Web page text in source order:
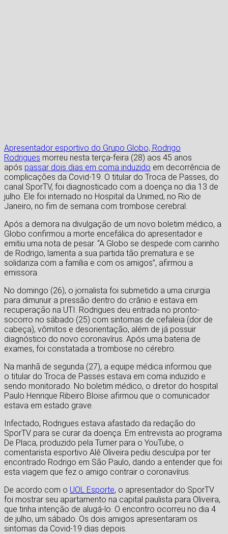
Apresentador esportivo do Grupo Globo, Rodrigo
Rodrigues morreu nesta terça-feira (28) aos 45 anos
após passar dois dias em coma induzido em decorrência de
complicações da Covid-19. O titular do Troca de Passes, do
canal SporTV, foi diagnosticado com a doença no dia 13 de
julho. Ele foi internado no Hospital da Unimed, no Rio de
Janeiro, no fim de semana com trombose cerebral.
Após a demora na divulgação de um novo boletim médico, a
Globo confirmou a morte encefálica do apresentador e
emitiu uma nota de pesar. “A Globo se despede com carinho
de Rodrigo, lamenta a sua partida tão prematura e se
solidariza com a família e com os amigos”, afirmou a
emissora.
No domingo (26), o jornalista foi submetido a uma cirurgia
para dimunuir a pressão dentro do crânio e estava em
recuperação na UTI. Rodrigues deu entrada no pronto-
socorro no sábado (25) com sintomas de cefaleia (dor de
cabeça), vômitos e desorientação, além de já possuir
diagnóstico do novo coronavírus. Após uma bateria de
exames, foi constatada a trombose no cérebro.
Na manhã de segunda (27), a equipe médica informou que
o titular do Troca de Passes estava em coma induzido e
sendo monitorado. No boletim médico, o diretor do hospital
Paulo Henrique Ribeiro Bloise afirmou que o comunicador
estava em estado grave.
Infectado, Rodrigues estava afastado da redação do
SporTV para se curar da doença. Em entrevista ao programa
De Placa, produzido pela Turner para o YouTube, o
comentarista esportivo Alê Oliveira pediu desculpa por ter
encontrado Rodrigo em São Paulo, dando a entender que foi
esta viagem que fez o amigo contrair o coronavírus.
De acordo com o UOL Esporte, o apresentador do SporTV
foi mostrar seu apartamento na capital paulista para Oliveira,
que tinha intenção de alugá-lo. O encontro ocorreu no dia 4
de julho, um sábado. Os dois amigos apresentaram os
sintomas da Covid-19 dias depois.